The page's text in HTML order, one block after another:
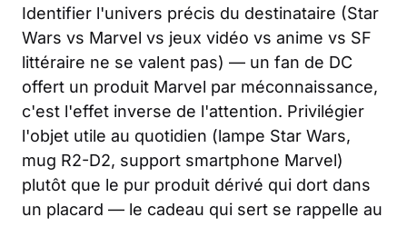
Identifier l'univers précis du destinataire (Star
Wars vs Marvel vs jeux vidéo vs anime vs SF
littéraire ne se valent pas) — un fan de DC
offert un produit Marvel par méconnaissance,
c'est l'effet inverse de l'attention. Privilégier
l'objet utile au quotidien (lampe Star Wars,
mug R2-D2, support smartphone Marvel)
plutôt que le pur produit dérivé qui dort dans
un placard — le cadeau qui sert se rappelle au